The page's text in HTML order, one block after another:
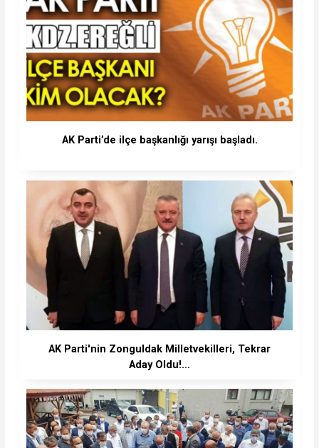
AK Parti’de ilçe başkanlığı yarışı başladı.
AK Parti'nin Zonguldak Milletvekilleri, Tekrar
Aday Oldu!...